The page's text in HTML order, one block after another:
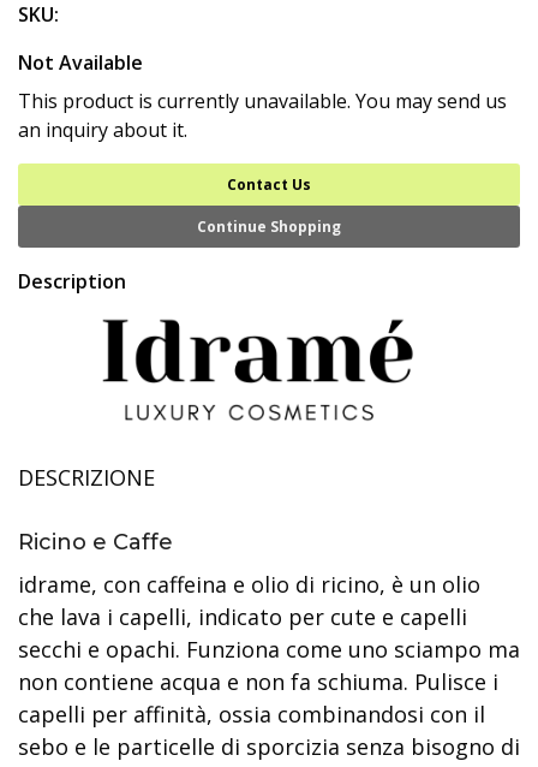
SKU:
Not Available
This product is currently unavailable. You may send us
an inquiry about it.
Contact Us
Continue Shopping
Description
DESCRIZIONE
Ricino e Caffe
idrame, con caffeina e olio di ricino, è un olio
che lava i capelli, indicato per cute e capelli
secchi e opachi. Funziona come uno sciampo ma
non contiene acqua e non fa schiuma. Pulisce i
capelli per affinità, ossia combinandosi con il
sebo e le particelle di sporcizia senza bisogno di